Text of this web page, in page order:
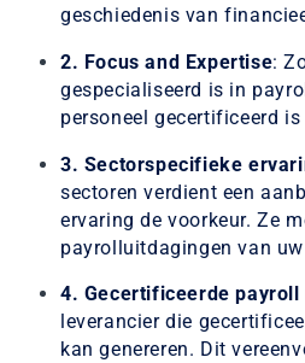
geschiedenis van
2. Focus and Expertise:
gespecialiseerd is in
personeel gecertificeerd
3. Sectorspecifieke
sectoren verdient een
ervaring de voorkeur. Ze
payrolluitdagingen van
4. Gecertificeerde payroll
leverancier die
kan genereren. Dit